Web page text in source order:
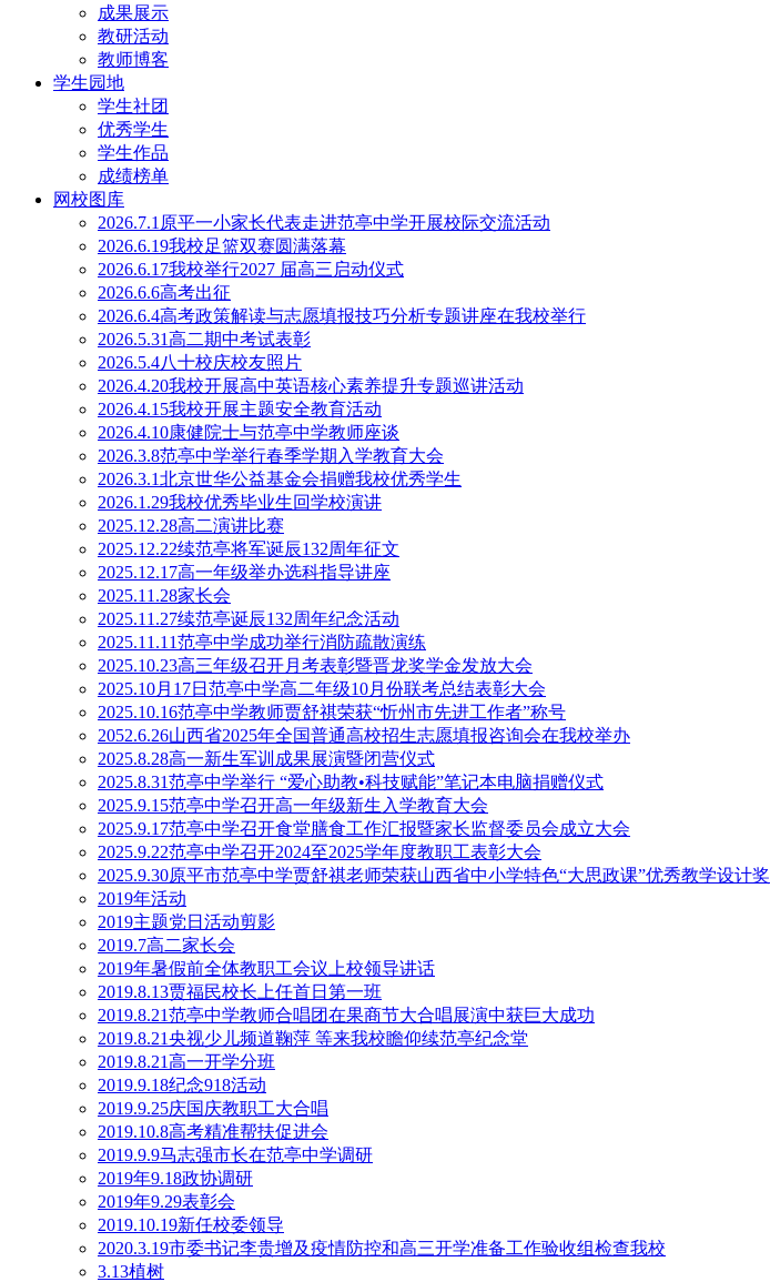
成果展示
教研活动
教师博客
学生园地
学生社团
优秀学生
学生作品
成绩榜单
网校图库
2026.7.1原平一小家长代表走进范亭中学开展校际交流活动
2026.6.19我校足篮双赛圆满落幕
2026.6.17我校举行2027 届高三启动仪式
2026.6.6高考出征
2026.6.4高考政策解读与志愿填报技巧分析专题讲座在我校举行
2026.5.31高二期中考试表彰
2026.5.4八十校庆校友照片
2026.4.20我校开展高中英语核心素养提升专题巡讲活动
2026.4.15我校开展主题安全教育活动
2026.4.10康健院士与范亭中学教师座谈
2026.3.8范亭中学举行春季学期入学教育大会
2026.3.1北京世华公益基金会捐赠我校优秀学生
2026.1.29我校优秀毕业生回学校演讲
2025.12.28高二演讲比赛
2025.12.22续范亭将军诞辰132周年征文
2025.12.17高一年级举办选科指导讲座
2025.11.28家长会
2025.11.27续范亭诞辰132周年纪念活动
2025.11.11范亭中学成功举行消防疏散演练
2025.10.23高三年级召开月考表彰暨晋龙奖学金发放大会
2025.10月17日范亭中学高二年级10月份联考总结表彰大会
2025.10.16范亭中学教师贾舒祺荣获“忻州市先进工作者”称号
2052.6.26山西省2025年全国普通高校招生志愿填报咨询会在我校举办
2025.8.28高一新生军训成果展演暨闭营仪式
2025.8.31范亭中学举行 “爱心助教•科技赋能”笔记本电脑捐赠仪式
2025.9.15范亭中学召开高一年级新生入学教育大会
2025.9.17范亭中学召开食堂膳食工作汇报暨家长监督委员会成立大会
2025.9.22范亭中学召开2024至2025学年度教职工表彰大会
2025.9.30原平市范亭中学贾舒祺老师荣获山西省中小学特色“大思政课”优秀教学设计奖
2019年活动
2019主题党日活动剪影
2019.7高二家长会
2019年暑假前全体教职工会议上校领导讲话
2019.8.13贾福民校长上任首日第一班
2019.8.21范亭中学教师合唱团在果商节大合唱展演中获巨大成功
2019.8.21央视少儿频道鞠萍 等来我校瞻仰续范亭纪念堂
2019.8.21高一开学分班
2019.9.18纪念918活动
2019.9.25庆国庆教职工大合唱
2019.10.8高考精准帮扶促进会
2019.9.9马志强市长在范亭中学调研
2019年9.18政协调研
2019年9.29表彰会
2019.10.19新任校委领导
2020.3.19市委书记李贵增及疫情防控和高三开学准备工作验收组检查我校
3.13植树